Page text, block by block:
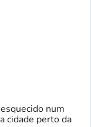
num
cidade perto da